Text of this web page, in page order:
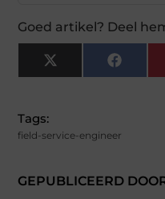
Goed artikel? Deel
X
(Twitter)
GEPUBLICEERD
Tags:
field-service-engineer